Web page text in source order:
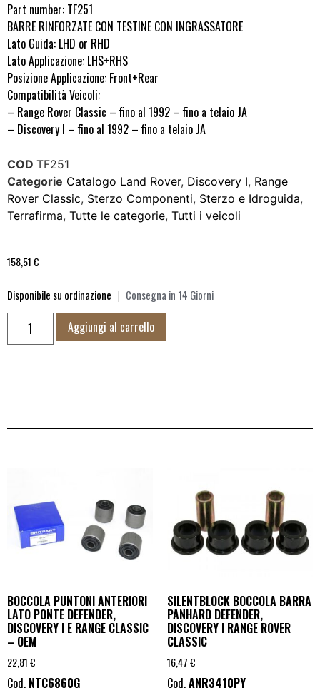
Part number: TF251
BARRE RINFORZATE CON TESTINE CON INGRASSATORE
Lato Guida: LHD or RHD
Lato Applicazione: LHS+RHS
Posizione Applicazione: Front+Rear
Compatibilità Veicoli:
– Range Rover Classic – fino al 1992 – fino a telaio JA
– Discovery I – fino al 1992 – fino a telaio JA
COD TF251
Categorie Catalogo Land Rover, Discovery I, Range
Rover Classic, Sterzo Componenti, Sterzo e Idroguida,
Terrafirma, Tutte le categorie, Tutti i veicoli
158,51€
Disponibile su ordinazione | Consegna in 14 Giorni
Aggiungi al carrello
BOCCOLA PUNTONI ANTERIORI
LATO PONTE DEFENDER,
DISCOVERY I E RANGE CLASSIC
– OEM
22,81€
Cod. NTC6860G
SILENTBLOCK BOCCOLA BARRA
PANHARD DEFENDER,
DISCOVERY I RANGE ROVER
CLASSIC
16,47€
Cod.ANR3410PY